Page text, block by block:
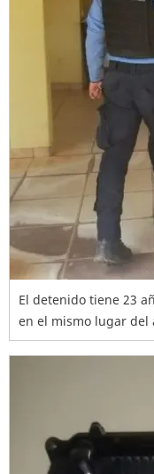
El detenido tiene 23
en el mismo lugar del